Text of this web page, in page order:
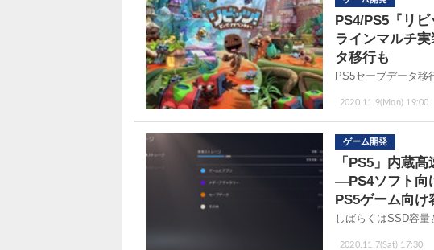
2020.11.9(Mon) 19:00
PS4/PS5『リ
ラインマルチ
タ移行も
PS5セーブデータ移
ゲーム開発
2020.11.7(Sat) 17:30
「PS5」内蔵
―PS4ソフト向
PS5ゲーム向
しばらくはSSD容量